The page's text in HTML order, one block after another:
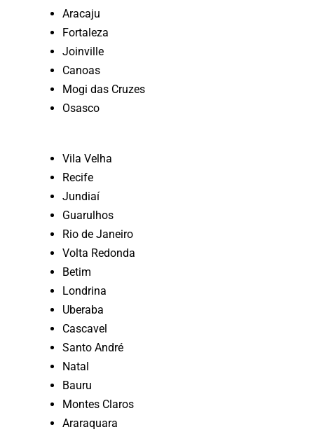
Aracaju
Fortaleza
Joinville
Canoas
Mogi das Cruzes
Osasco
Vila Velha
Recife
Jundiaí
Guarulhos
Rio de Janeiro
Volta Redonda
Betim
Londrina
Uberaba
Cascavel
Santo André
Natal
Bauru
Montes Claros
Araraquara